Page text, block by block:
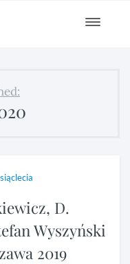
Toggle
D.
Wyszyński
2019